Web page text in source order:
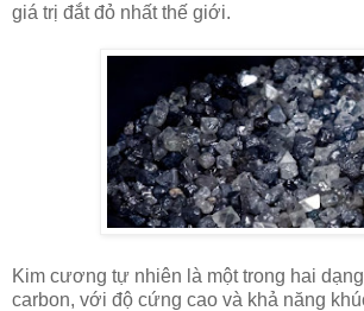
giá trị đắt đỏ nhất thế giới.
Kim cương tự nhiên là một trong hai
carbon, với độ cứng cao và khả năng